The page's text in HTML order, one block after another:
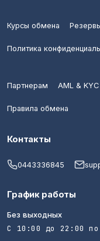
Курсы обмена
Политика
Партнерам AML & KYC
Правила обмена
Контакты
0443336845
График работы
Без выходных
С 10:00 до 22:00 по